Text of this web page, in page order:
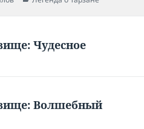
Чудесное
Волшебный